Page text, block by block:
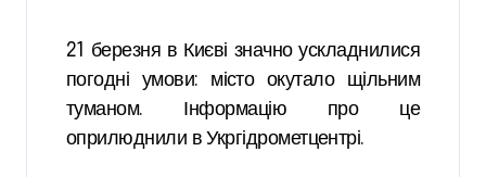
21 березня в Києві значно ускладнилися
погодні умови: місто окутало щільним
туманом. Інформацію про це
оприлюднили в Укргідрометцентрі.